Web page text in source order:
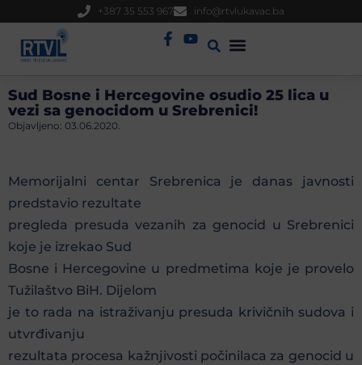
+387 35 553 967 info@rtvlukavac.ba
Sud Bosne i Hercegovine osudio 25 lica u
vezi sa genocidom u Srebrenici!
Objavljeno: 03.06.2020.
Memorijalni centar Srebrenica je danas javnosti
predstavio rezultate
pregleda presuda vezanih za genocid u Srebrenici
koje je izrekao Sud
Bosne i Hercegovine u predmetima koje je provelo
Tužilaštvo BiH. Dijelom
je to rada na istraživanju presuda krivičnih sudova i
utvrđivanju
rezultata procesa kažnjivosti počinilaca za genocid u